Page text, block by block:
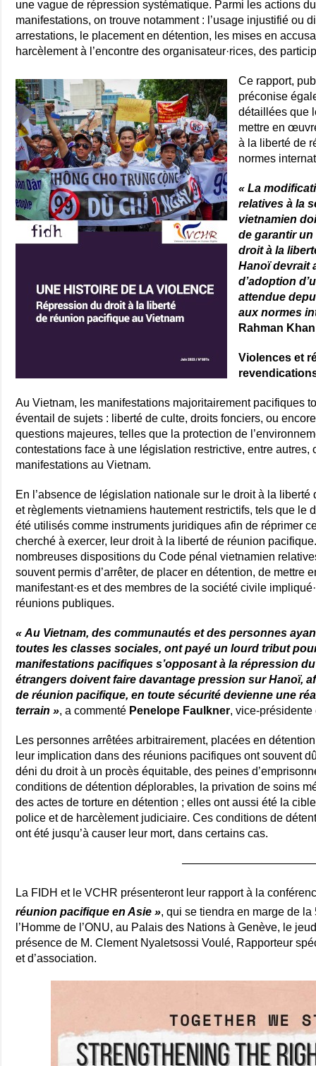
une vague de répression systématique. Parmi les actions
manifestations, on trouve notamment : l’usage injustifié ou
arrestations, le placement en détention, les mises en
harcèlement à l’encontre des organisateur·rices, des
Ce rapport,
préconise
détaillées que
mettre en
à la liberté de
normes
« La
relatives à la
vietnamien
de garantir
droit à la
Hanoï devrait
d’adoption
attendue
aux normes
Rahman Khan
Violences et
Au Vietnam, les manifestations majoritairement pacifiques
éventail de sujets : liberté de culte, droits fonciers, ou
questions majeures, telles que la protection de
contestations face à une législation restrictive, entre autres,
manifestations au Vietnam.
En l’absence de législation nationale sur le droit à la
et règlements vietnamiens hautement restrictifs, tels que le
été utilisés comme instruments juridiques afin de réprimer
cherché à exercer, leur droit à la liberté de réunion
nombreuses dispositions du Code pénal vietnamien
souvent permis d’arrêter, de placer en détention, de mettre
manifestant·es et des membres de la société civile
réunions publiques.
« Au Vietnam, des communautés et des personnes
toutes les classes sociales, ont payé un lourd tribut
manifestations pacifiques s’opposant à la répression
étrangers doivent faire davantage pression sur Hanoï,
de réunion pacifique, en toute sécurité devienne une
terrain », a commenté Penelope Faulkner, vice-
Les personnes arrêtées arbitrairement, placées en
leur implication dans des réunions pacifiques ont souvent
déni du droit à un procès équitable, des peines
conditions de détention déplorables, la privation de soins
des actes de torture en détention ; elles ont aussi été la
police et de harcèlement judiciaire. Ces conditions de
ont été jusqu’à causer leur mort, dans certains cas.
La FIDH et le VCHR présenteront leur rapport à la
réunion pacifique en Asie », qui se tiendra en marge de la
l’Homme de l’ONU, au Palais des Nations à Genève, le
présence de M. Clement Nyaletsossi Voulé, Rapporteur
et d’association.